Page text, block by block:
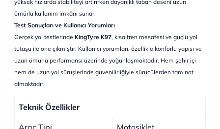
yüksek hızlarda stabiliteyi artırırken dayanıklı taban deseni uzun
ömürlü kullanım imkânı sunar.
Test Sonuçları ve Kullanıcı Yorumları
Gerçek yol testlerinde KingTyre K97, kısa fren mesafesi ve güçlü yol
tutuşu ile öne çıkmıştır. Kullanıcı yorumları, özellikle konforlu yapısı ve
uzun ömürlü performansı üzerinde yoğunlaşmaktadır. Hem şehir içi
hem de uzun yol sürüşlerinde güvenilirliğiyle sürücülerden tam not
almaktadır.
Teknik Özellikler
Araç Tipi Motosiklet